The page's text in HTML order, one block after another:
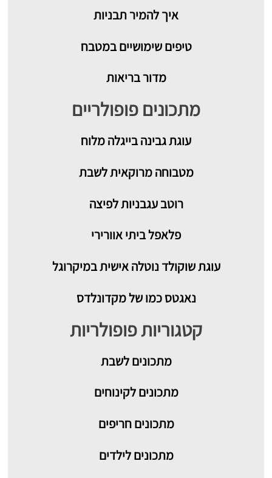
איך להמיר תבניות
טיפים שימושיים במטבח
מדור בריאות
מתכונים פופולריים
עוגת גבינה בייגלה מלוח
מטבוחה מרוקאית לשבת
רוטב עגבניות לפיצה
פלאפל ביתי אוורירי
עוגת שוקולד נוטלה אישית במיקרוגל
נאגטס כמו של מקדונלדס
קטגוריות פופולריות
מתכוניםלשבת
מתכונים לקינוחים
מתכונים חריפים
מתכונים לילדים